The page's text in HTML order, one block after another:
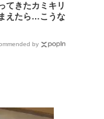
てきたカミキリ
えたら…こうな
by